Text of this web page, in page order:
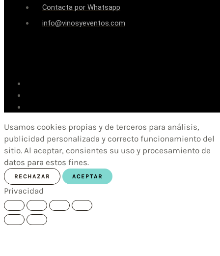
Contacta por Whatsapp
info@vinosyeventos.com
Usamos cookies propias y de terceros para análisis,
publicidad personalizada y correcto funcionamiento del
sitio. Al aceptar, consientes su uso y procesamiento de
datos para estos fines.
RECHAZAR ACEPTAR
Privacidad